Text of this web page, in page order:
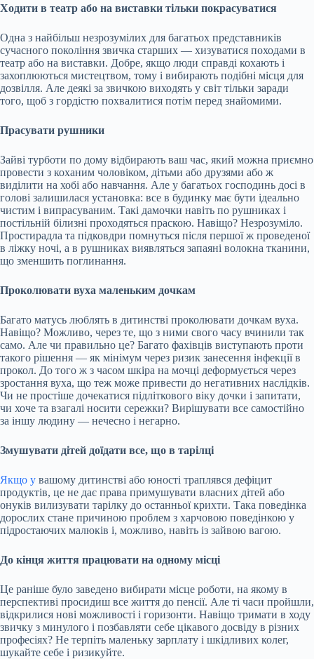
Ходити в театр або на виставки тільки покрасуватися
Одна з найбільш незрозумілих для багатьох представників
сучасного покоління звичка старших — хизуватися походами в
театр або на виставки. Добре, якщо люди справді кохають і
захоплюються мистецтвом, тому і вибирають подібні місця для
дозвілля. Але деякі за звичкою виходять у світ тільки заради
того, щоб з гордістю похвалитися потім перед знайомими.
Прасувати рушники
Зайві турботи по дому відбирають ваш час, який можна приємно
провести з коханим чоловіком, дітьми або друзями або ж
виділити на хобі або навчання. Але у багатьох господинь досі в
голові залишилася установка: все в будинку має бути ідеально
чистим і випрасуваним. Такі дамочки навіть по рушниках і
постільній білизні проходяться праскою. Навіщо? Незрозуміло.
Простирадла та підковдри помнуться після першої ж проведеної
в ліжку ночі, а в рушниках виявляться запаяні волокна тканини,
що зменшить поглинання.
Проколювати вуха маленьким дочкам
Багато матусь люблять в дитинстві проколювати дочкам вуха.
Навіщо? Можливо, через те, що з ними свого часу вчинили так
само. Але чи правильно це? Багато фахівців виступають проти
такого рішення — як мінімум через ризик занесення інфекції в
прокол. До того ж з часом шкіра на мочці деформується через
зростання вуха, що теж може привести до негативних наслідків.
Чи не простіше дочекатися підліткового віку дочки і запитати,
чи хоче та взагалі носити сережки? Вирішувати все самостійно
за іншу людину — нечесно і негарно.
Змушувати дітей доїдати все, що в тарілці
Якщо у вашому дитинстві або юності траплявся дефіцит
продуктів, це не дає права примушувати власних дітей або
онуків вилизувати тарілку до останньої крихти. Така поведінка
дорослих стане причиною проблем з харчовою поведінкою у
підростаючих малюків і, можливо, навіть із зайвою вагою.
До кінця життя працювати на одному місці
Це раніше було заведено вибирати місце роботи, на якому в
перспективі просидиш все життя до пенсії. Але ті часи пройшли,
відкрилися нові можливості і горизонти. Навіщо тримати в ходу
звичку з минулого і позбавляти себе цікавого досвіду в різних
професіях? Не терпіть маленьку зарплату і шкідливих колег,
шукайте себе і ризикуйте.